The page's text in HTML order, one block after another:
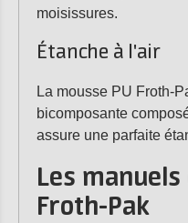
moisissures.
Étanche à l'air
La mousse PU Froth-
bicomposante
assure une parfaite
Les
Froth-Pak